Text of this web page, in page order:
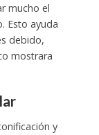
mucho el
Esto ayuda
debido,
mostrara
y